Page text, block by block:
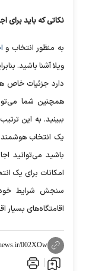
نکاتی که باید برای
به منظور انتخاب و
ویلا آشنا باشید.
دارد جزئیات خاص
همچنین شما
ببینید. به این
یک انتخاب
باشید می‌توانید
امکانات برای یک
سنجش شرایط خود
اقامتگاه‌های بسیار
002XOw